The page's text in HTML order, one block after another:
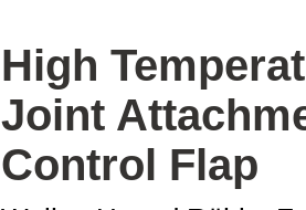
High
Joint
Control Flap